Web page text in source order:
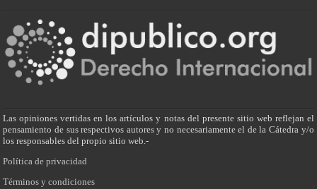
Las opiniones vertidas en los artículos y notas del presente sitio web reflejan el
pensamiento de sus respectivos autores y no necesariamente el de la Cátedra y/o
los responsables del propio sitio web.-
Política de privacidad
Términos y condiciones